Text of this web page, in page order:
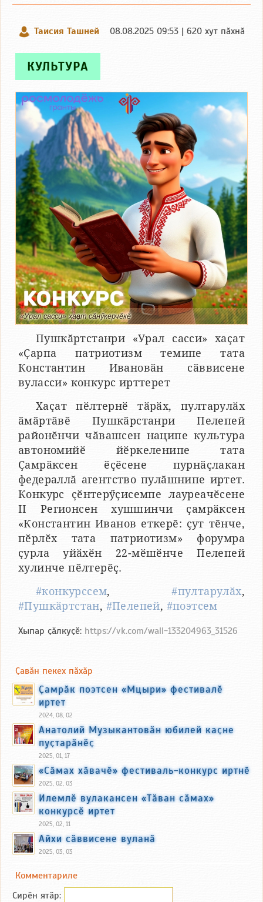
Таисия Ташней 08.08.2025 09:53 | 620 хут пӑхнӑ
КУЛЬТУРА
«Урал сасси» хаҫат сӑнӳкерчӗкӗ
Пушкӑртстанри «Урал сасси» хаҫат
«Ҫарпа патриотизм темипе тата
Константин Ивановӑн сӑввисене
вуласси» конкурс ирттерет
Хаҫат пӗлтернӗ тӑрӑх, пултарулӑх
ӑмӑртӑвӗ Пушкӑрстанри Пелепей
районӗнчи чӑвашсен наципе культура
автономийӗ йӗркеленипе тата
Ҫамрӑксен ӗҫӗсене пурнӑҫлакан
федераллӑ агентство пулӑшнипе иртет.
Конкурс ҫӗнтерӳҫисемпе лауреачӗсене
II Регионсен хушшинчи ҫамрӑксен
«Константин Иванов еткерӗ: ҫут тӗнче,
пӗрлӗх тата патриотизм» форумра
ҫурла уйӑхӗн 22-мӗшӗнче Пелепей
хулинче пӗлтерӗҫ.
#конкурссем,#пултарулӑх,
#Пушкӑртстан, #Пелепей, #поэтсем
Хыпар ҫӑлкуҫӗ: https://vk.com/wall-133204963_31526
Ҫавӑн пекех пӑхӑр
Ҫамрӑк поэтсен «Мцыри» фестивалӗ
иртет
2024, 08, 02
Анатолий Музыкантовӑн юбилей каҫне
пуҫтарӑнӗҫ
2025, 01, 17
«Сӑмах хӑвачӗ» фестиваль-конкурс иртнӗ
2025, 02, 03
Илемлӗ вулакансен «Тӑван сӑмах»
конкурсӗ иртет
2025, 02, 11
Айхи сӑввисене вуланӑ
2025, 03, 03
Комментариле
Сирӗн ятӑp: